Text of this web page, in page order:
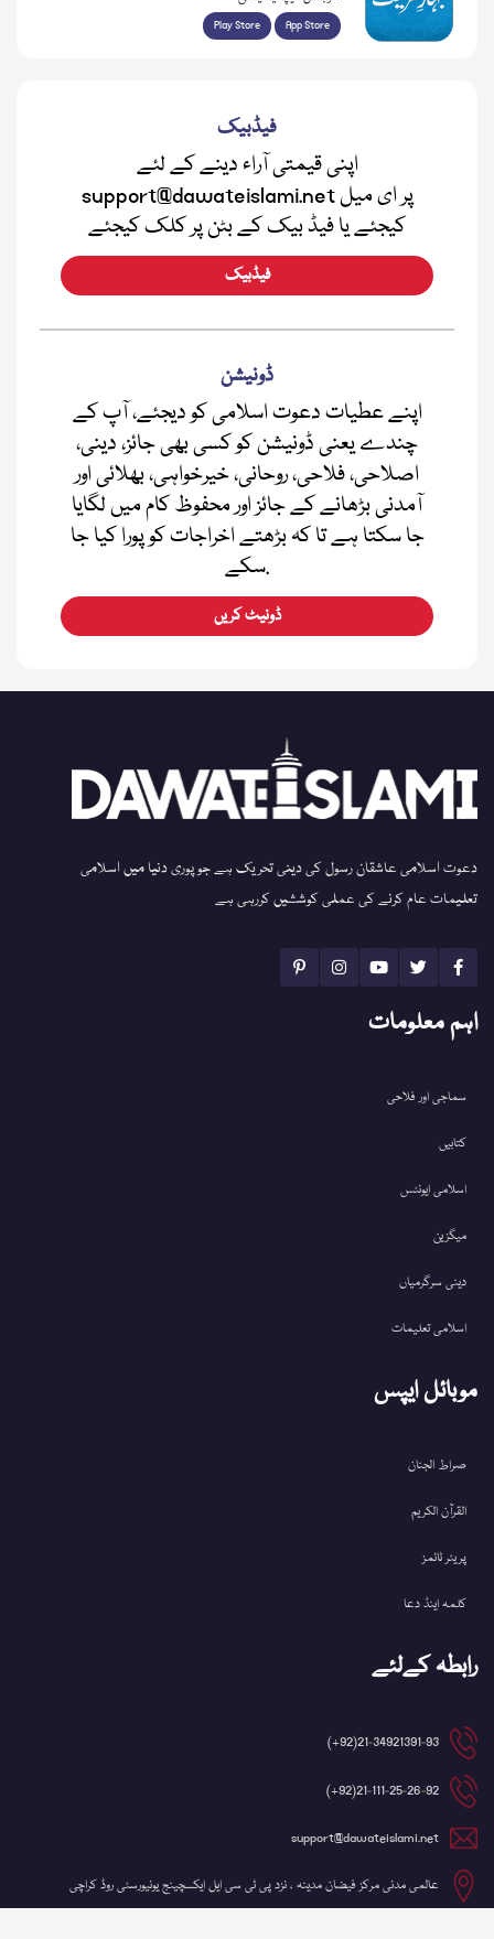
Play Store App Store
فیڈبیک
اپنی قیمتی آراء دینے کے لئے
support@dawateislami.net پر ای میل
کیجئے یا فیڈ بیک کے بٹن پر کلک کیجئے
فیڈبیک
ڈونیشن
اپنے عطیات دعوت اسلامی کو دیجئے، آپ کے
چندے یعنی ڈونیشن کو کسی بھی جائز، دینی،
اصلاحی، فلاحی، روحانی، خیرخواہی، بھلائی اور
آمدنی بڑھانے کے جائز اور محفوظ کام میں لگایا
جا سکتا ہے تا کہ بڑھتے اخراجات کو پورا کیا جا
سکے.
ڈونیٹ کریں
دعوت اسلامی عاشقان رسول کی دینی تحریک ہے جو پوری دنیا میں اسلامی
تعلیمات عام کرنے کی عملی کوششیں کررہی ہے
اہم معلومات
سماجی اور فلاحی
کتابیں
اسلامی ایونٹس
میگزین
دینی سرگرمیاں
اسلامی تعلیمات
موبائل ایپس
صراط الجنان
القرآن الکریم
پریئر ٹائمز
کلمہ اینڈ دعا
رابطہ کےلئے
21-34921391-93(92+)
21-111-25-26-92(92+)
support@dawateislami.net
عالمی مدنی مرکز فیضان مدینہ ، نزد پی ٹی سی ایل ایکسچینج یونیورسٹی روڈ کراچی